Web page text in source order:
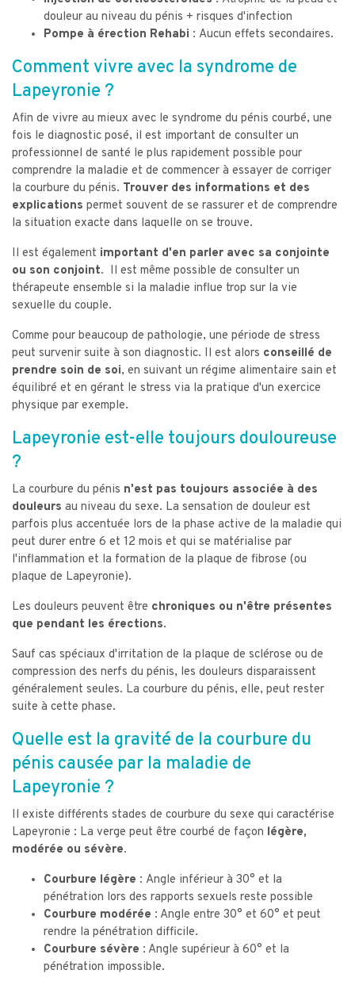
douleur au niveau du pénis + risques d'infection
Pompe à érection Rehabi : Aucun effets secondaires.
Comment vivre avec la syndrome de
Lapeyronie ?
Afin de vivre au mieux avec le syndrome du pénis courbé, une
fois le diagnostic posé, il est important de consulter un
professionnel de santé le plus rapidement possible pour
comprendre la maladie et de commencer à essayer de corriger
la courbure du pénis. Trouver des informations et des
explications permet souvent de se rassurer et de comprendre
la situation exacte dans laquelle on se trouve.
Il est également important d'en parler avec sa conjointe
ou son conjoint. Il est même possible de consulter un
thérapeute ensemble si la maladie influe trop sur la vie
sexuelle du couple.
Comme pour beaucoup de pathologie, une période de stress
peut survenir suite à son diagnostic. Il est alors conseillé de
prendre soin de soi, en suivant un régime alimentaire sain et
équilibré et en gérant le stress via la pratique d'un exercice
physique par exemple.
Lapeyronie est-elle toujours douloureuse
?
La courbure du pénis n'est pas toujours associée à des
douleurs au niveau du sexe. La sensation de douleur est
parfois plus accentuée lors de la phase active de la maladie qui
peut durer entre 6 et 12 mois et qui se matérialise par
l'inflammation et la formation de la plaque de fibrose (ou
plaque de Lapeyronie).
Les douleurs peuvent être chroniques ou n'être présentes
que pendant les érections.
Sauf cas spéciaux d'irritation de la plaque de sclérose ou de
compression des nerfs du pénis, les douleurs disparaissent
généralement seules. La courbure du pénis, elle, peut rester
suite à cette phase.
Quelle est la gravité de la courbure du
pénis causée par la maladie de
Lapeyronie ?
Il existe différents stades de courbure du sexe qui caractérise
Lapeyronie : La verge peut être courbé de façon légère,
modérée ou sévère.
Courbure légère : Angle inférieur à 30° et la
pénétration lors des rapports sexuels reste possible
Courbure modérée : Angle entre 30° et 60° et peut
rendre la pénétration difficile.
Courbure sévère : Angle supérieur à 60° et la
pénétration impossible.